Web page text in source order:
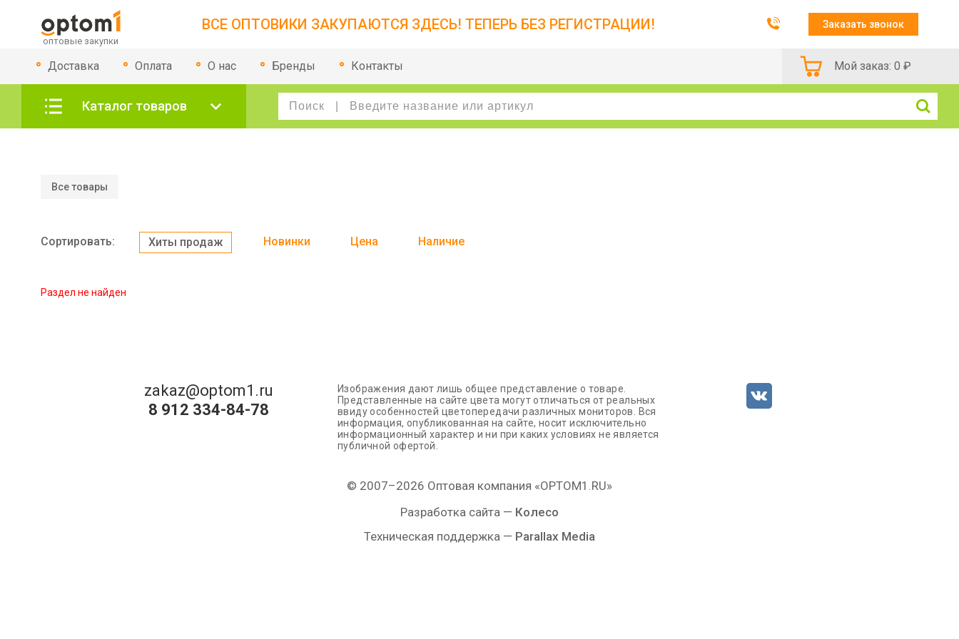
ВСЕ ОПТОВИКИ ЗАКУПАЮТСЯ ЗДЕСЬ! ТЕПЕРЬ БЕЗ РЕГИСТРАЦИИ! Заказать звонок
Доставка Оплата О нас Бренды Контакты Мой заказ: 0 ₽
Каталог товаров
Все товары
Сортировать: Хиты продаж Новинки Цена Наличие
Раздел не найден
zakaz@optom1.ru
8 912 334-84-78
Изображения дают лишь общее представление о товаре.
Представленные на сайте цвета могут отличаться от реальных
ввиду особенностей цветопередачи различных мониторов. Вся
информация, опубликованная на сайте, носит исключительно
информационный характер и ни при каких условиях не является
публичной офертой.
© 2007–2026 Оптовая компания «OPTOM1.RU»
Разработка сайта — Колесо
Техническая поддержка — Parallax Media